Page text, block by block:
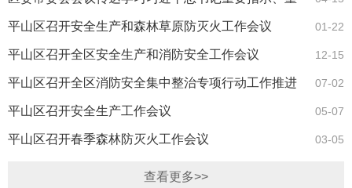
要文章精神研究我区贯彻落实意见 01-22
平山区召开安全生产和森林草原防灭火工作会议
12-15
平山区召开全区安全生产和消防安全工作会议
07-02
平山区召开全区消防安全集中整治专项行动工作推进
会议 05-07
平山区召开安全生产工作会议
03-05
平山区召开春季森林防灭火工作会议
查看更多>>